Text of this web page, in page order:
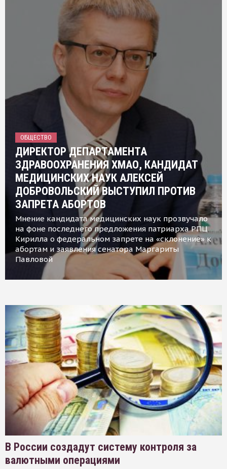
ОБЩЕСТВО
ДИРЕКТОР ДЕПАРТАМЕНТА
ЗДРАВООХРАНЕНИЯ ХМАО, КАНДИДАТ
МЕДИЦИНСКИХ НАУК АЛЕКСЕЙ
ДОБРОВОЛЬСКИЙ ВЫСТУПИЛ ПРОТИВ
ЗАПРЕТА АБОРТОВ
Мнение кандидата медицинских наук прозвучало
на фоне последнего предложения патриарха РПЦ
Кирилла о федеральном запрете на «склонение» к
абортам и заявления сенатора Маргариты
Павловой
В России создадут систему контроля за
валютными операциями